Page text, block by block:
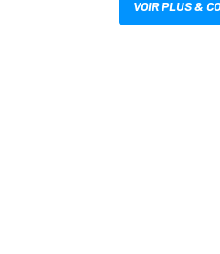
VOIR PLUS &